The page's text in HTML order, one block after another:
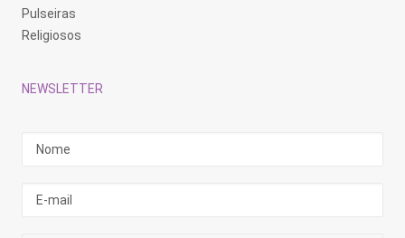
Pulseiras
Religiosos
NEWSLETTER